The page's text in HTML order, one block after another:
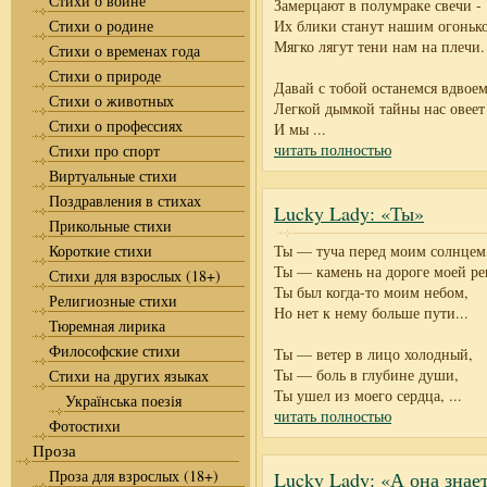
Стихи о родине
Стихи о временах года
Стихи о природе
Стихи о животных
Стихи о профессиях
Стихи про спорт
Виртуальные стихи
Поздравления в стихах
Прикольные стихи
Короткие стихи
Стихи для взрослых (18+)
Религиозные стихи
Тюремная лирика
Философские стихи
Стихи на других языках
Українська поезія
Фотостихи
Проза
Проза для взрослых (18+)
Замерцают в полумраке свечи -
Их блики станут нашим
Мягко лягут тени нам на плечи.
Давай с тобой останемся
Легкой дымкой тайны нас
И мы ...
читать полностью
Lucky Lady: «Ты»
Ты — туча перед моим
Ты — камень на дороге моей
Ты был когда-то моим небом,
Но нет к нему больше пути...
Ты — ветер в лицо холодный,
Ты — боль в глубине души,
Ты ушел из моего сердца, ...
читать полностью
Lucky Lady: «А она